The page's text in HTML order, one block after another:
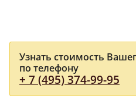
Узнать стоимость
по телефону
+ 7 (495) 374-99-95